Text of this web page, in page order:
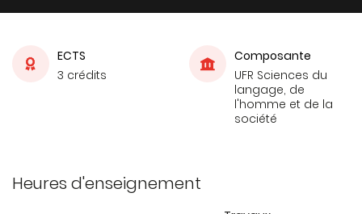
ECTS
3 crédits
Composante
UFR Sciences du
langage, de
l'homme et de la
société
Heures d'enseignement